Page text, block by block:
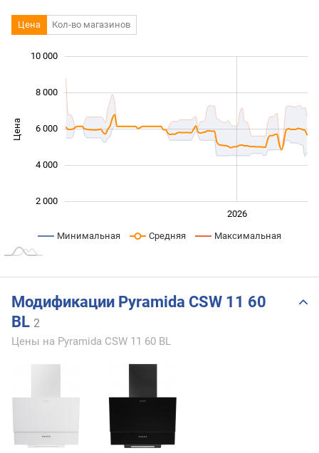
Цена Кол-во магазинов
Цена 10 000
2 000
4 000
6 000
8 000
10 000
2026
Минимальная Средняя Максимальная
Модификации Pyramida CSW 11 60
BL 2
Цены на Pyramida CSW 11 60 BL